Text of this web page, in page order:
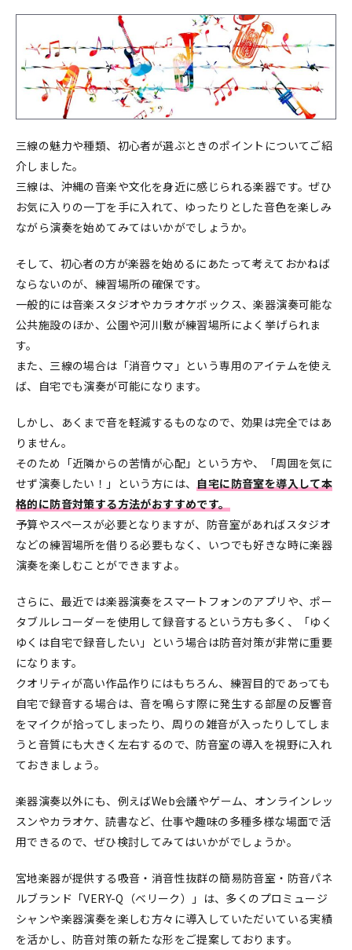
三線の魅力や種類、初心者が選ぶときのポイントについてご紹
介しました。
三線は、沖縄の音楽や文化を身近に感じられる楽器です。ぜひ
お気に入りの一丁を手に入れて、ゆったりとした音色を楽しみ
ながら演奏を始めてみてはいかがでしょうか。
そして、初心者の方が楽器を始めるにあたって考えておかねば
ならないのが、練習場所の確保です。
一般的には音楽スタジオやカラオケボックス、楽器演奏可能な
公共施設のほか、公園や河川敷が練習場所によく挙げられま
す。
また、三線の場合は「消音ウマ」という専用のアイテムを使え
ば、自宅でも演奏が可能になります。
しかし、あくまで音を軽減するものなので、効果は完全ではあ
りません。
そのため「近隣からの苦情が心配」という方や、「周囲を気に
せず演奏したい！」という方には、 自宅に防音室を導入して本
格的に防音対策する方法がおすすめです。
予算やスペースが必要となりますが、防音室があればスタジオ
などの練習場所を借りる必要もなく、いつでも好きな時に楽器
演奏を楽しむことができますよ。
さらに、最近では楽器演奏をスマートフォンのアプリや、ポー
タブルレコーダーを使用して録音するという方も多く、「ゆく
ゆくは自宅で録音したい」という場合は防音対策が非常に重要
になります。
クオリティが高い作品作りにはもちろん、練習目的であっても
自宅で録音する場合は、音を鳴らす際に発生する部屋の反響音
をマイクが拾ってしまったり、周りの雑音が入ったりしてしま
うと音質にも大きく左右するので、防音室の導入を視野に入れ
ておきましょう。
楽器演奏以外にも、例えばWeb会議やゲーム、オンラインレッ
スンやカラオケ、読書など、仕事や趣味の多種多様な場面で活
用できるので、ぜひ検討してみてはいかがでしょうか。
宮地楽器が提供する吸音・消音性抜群の簡易防音室・防音パネ
ルブランド「VERY-Q（ベリーク）」は、多くのプロミュージ
シャンや楽器演奏を楽しむ方々に導入していただいている実績
を活かし、防音対策の新たな形をご提案しております。